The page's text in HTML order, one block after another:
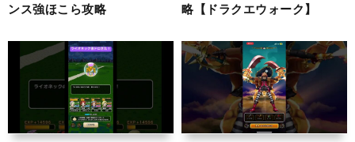
ンス強ほこら攻略
略【ドラクエウォーク】